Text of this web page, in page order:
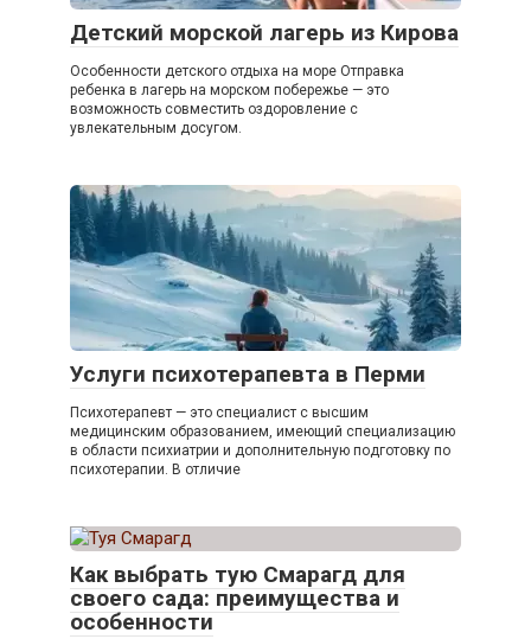
Детский морской лагерь из Кирова
Особенности детского отдыха на море Отправка
ребенка в лагерь на морском побережье — это
возможность совместить оздоровление с
увлекательным досугом.
Услуги психотерапевта в Перми
Психотерапевт — это специалист с высшим
медицинским образованием, имеющий специализацию
в области психиатрии и дополнительную подготовку по
психотерапии. В отличие
Как выбрать тую Смарагд для
своего сада: преимущества и
особенности